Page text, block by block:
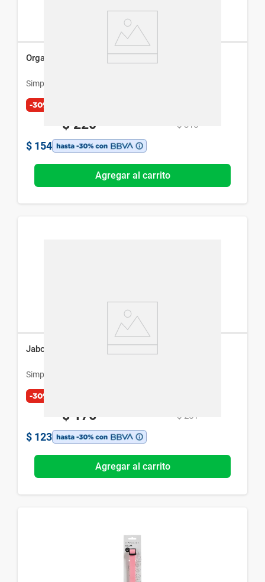
Organizador de Viaje Simplicity Chico
Simplicity
-30%
$ 220 $ 315
$ 154
Agregar al carrito
Jabonera Madera Simplicity Home
Simplicity
-30%
$ 176 $ 251
$ 123
Agregar al carrito